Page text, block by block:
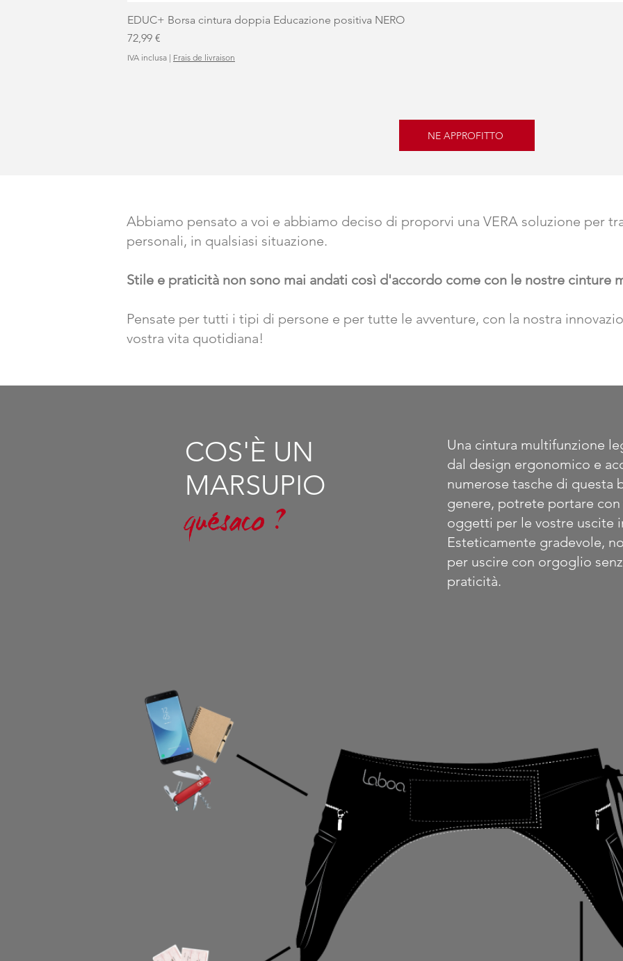
EDUC+ Borsa cintura doppia Educazione positiva NERO
Prezzo
72,99 €
IVA inclusa | Frais de livraison
NE APPROFITTO
Abbiamo pensato a voi e abbiamo deciso di proporvi una VERA soluzione per
personali, in qualsiasi situazione.
Stile e praticità non sono mai andati così d'accordo come con le nostre cinture
Pensate per tutti i tipi di persone e per tutte le avventure, con la nostra
vostra vita quotidiana!
COS'È UN
MARSUPIO
quésaco ?
Una cintura multifunzione
dal design ergonomico e
numerose tasche di questa
genere, potrete portare
oggetti per le vostre uscite
Esteticamente gradevole,
per uscire con orgoglio
praticità.